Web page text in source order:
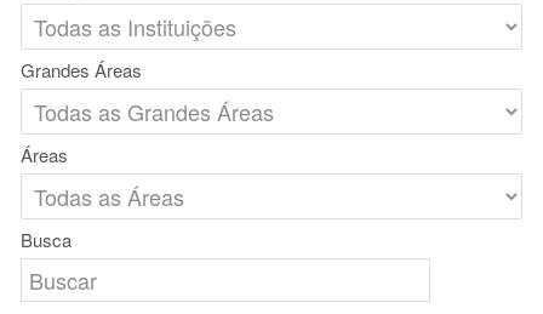
Grandes Áreas
Áreas
Busca